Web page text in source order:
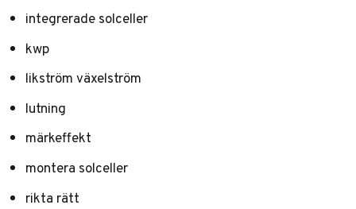
integrerade solceller
kwp
likström växelström
lutning
märkeffekt
montera solceller
rikta rätt